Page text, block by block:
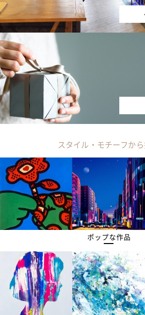
スタイル・モチーフか
ポップな作品